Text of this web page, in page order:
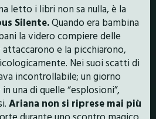
letto i libri non sa nulla, è la
Silente.Quando era bambina
la videro compiere delle
e la picchiarono,
Nei suoi scatti di
incontrollabile; un giorno
una di quelle “esplosioni”,
Ariana non si riprese mai più